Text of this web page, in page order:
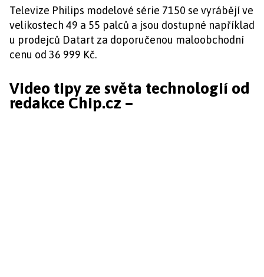
Televize Philips modelové série 7150 se vyrábějí ve
velikostech 49 a 55 palců a jsou dostupné například
u prodejců Datart za doporučenou maloobchodní
cenu od 36 999 Kč.
Video tipy ze světa technologií od
redakce Chip.cz –